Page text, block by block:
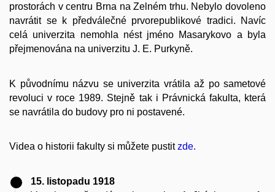
prostorách v centru Brna na Zelném trhu. Nebylo dovoleno
navrátit se k předválečné prvorepublikové tradici. Navíc
celá univerzita nemohla nést jméno Masarykovo a byla
přejmenována na univerzitu J. E. Purkyně.
K původnímu názvu se univerzita vrátila až po sametové
revoluci v roce 1989. Stejně tak i Právnická fakulta, která
se navrátila do budovy pro ni postavené.
Videa o historii fakulty si můžete pustitzde.
15. listopadu 1918